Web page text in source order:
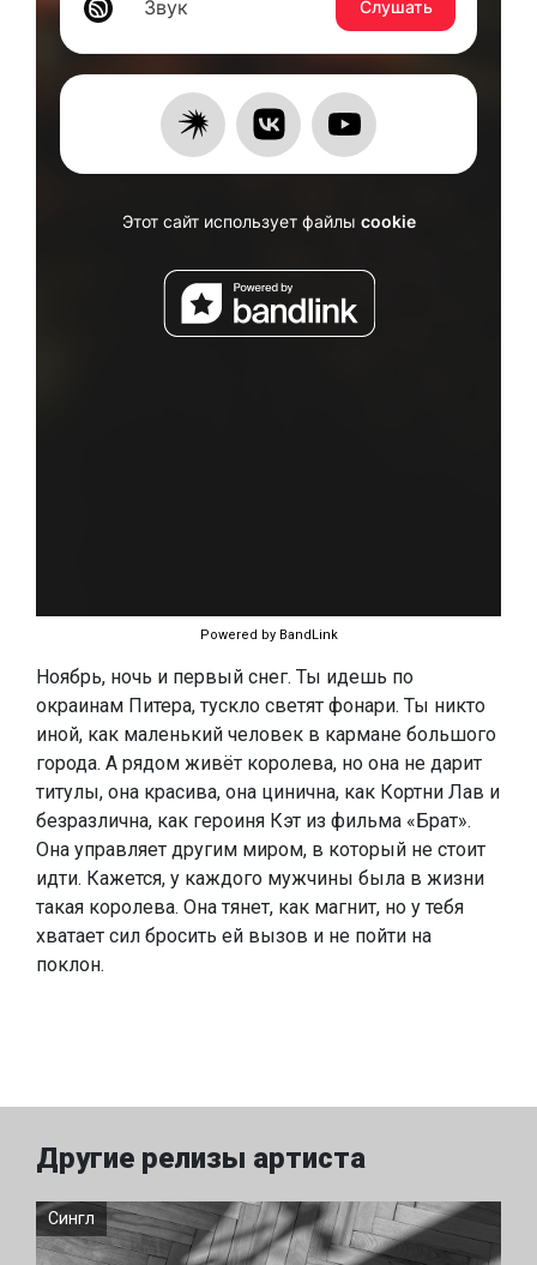
Powered by BandLink
Ноябрь, ночь и первый снег. Ты идешь по
окраинам Питера, тускло светят фонари. Ты никто
иной, как маленький человек в кармане большого
города. А рядом живёт королева, но она не дарит
титулы, она красива, она цинична, как Кортни Лав и
безразлична, как героиня Кэт из фильма «Брат».
Она управляет другим миром, в который не стоит
идти. Кажется, у каждого мужчины была в жизни
такая королева. Она тянет, как магнит, но у тебя
хватает сил бросить ей вызов и не пойти на
поклон.
Другие релизы артиста
Сингл